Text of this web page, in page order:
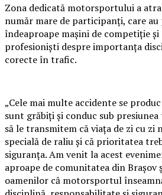
Zona dedicată motorsportului a
număr mare de participanți, care
îndeaproape mașini de competiție
profesioniști despre importanța
corecte în trafic.
„Cele mai multe accidente se
sunt grăbiți și conduc sub
să le transmitem că viața de zi cu zi
specială de raliu și că prioritatea
siguranța. Am venit la acest
aproape de comunitatea din Brașov
oamenilor că motorsportul